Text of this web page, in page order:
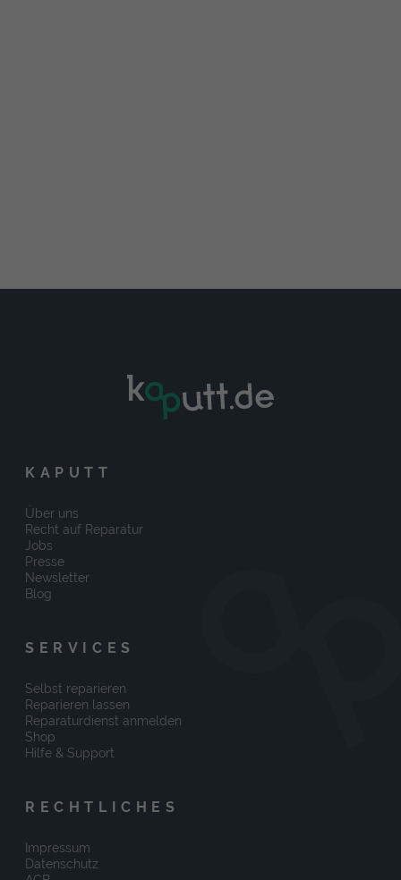
KAPUTT
Über uns
Recht auf Reparatur
Jobs
Presse
Newsletter
Blog
SERVICES
Selbst reparieren
Reparieren lassen
Reparaturdienst anmelden
Shop
Hilfe & Support
RECHTLICHES
Impressum
Datenschutz